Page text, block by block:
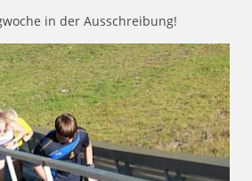
in der Ausschreibung!